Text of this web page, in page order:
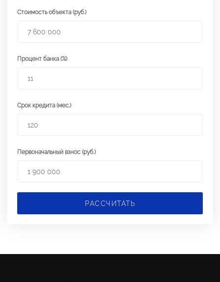
Стоимость объекта (руб.)
Процент банка (%)
Срок кредита (мес.)
Первоначальный взнос (руб.)
РАССЧИТАТЬ